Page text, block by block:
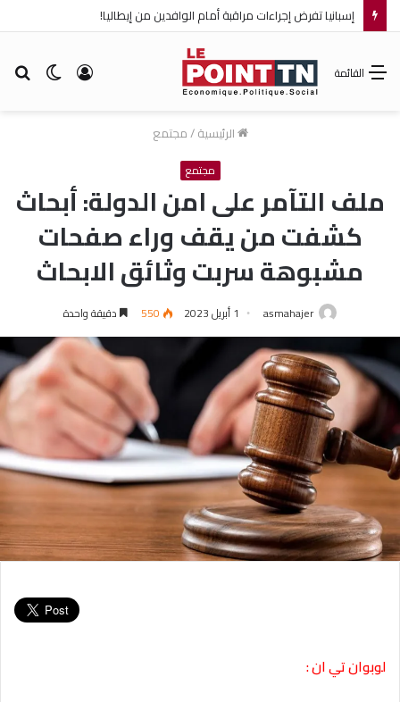
إسبانيا تفرض إجراءات مراقبة أمام الوافدين من إيطاليا!
الوضع تسجيل
القائمة
الرئيسية/مجتمع
مجتمع
ملف التآمر على امن الدولة: أبحاث
كشفت من يقف وراء صفحات
مشبوهة سربت وثائق الابحاث
asmahajer 1 أبريل 2023 550 دقيقة واحدة
لوبوان تي ان :